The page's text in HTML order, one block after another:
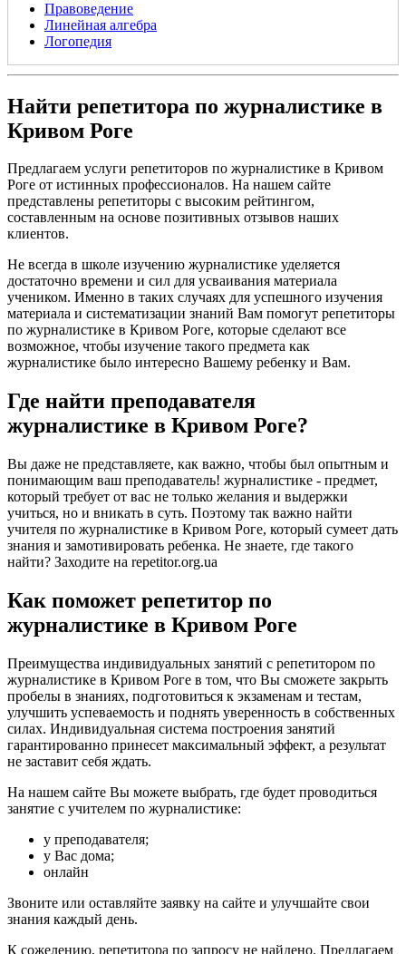
Правоведение
Линейная алгебра
Логопедия
Найти репетитора по журналистике в
Кривом Роге
Предлагаем услуги репетиторов по журналистике в Кривом
Роге от истинных профессионалов. На нашем сайте
представлены репетиторы с высоким рейтингом,
составленным на основе позитивных отзывов наших
клиентов.
Не всегда в школе изучению журналистике уделяется
достаточно времени и сил для усваивания материала
учеником. Именно в таких случаях для успешного изучения
материала и систематизации знаний Вам помогут репетиторы
по журналистике в Кривом Роге, которые сделают все
возможное, чтобы изучение такого предмета как
журналистике было интересно Вашему ребенку и Вам.
Где найти преподавателя
журналистике в Кривом Роге?
Вы даже не представляете, как важно, чтобы был опытным и
понимающим ваш преподаватель! журналистике - предмет,
который требует от вас не только желания и выдержки
учиться, но и вникать в суть. Поэтому так важно найти
учителя по журналистике в Кривом Роге, который сумеет дать
знания и замотивировать ребенка. Не знаете, где такого
найти? Заходите на repetitor.org.ua
Как поможет репетитор по
журналистике в Кривом Роге
Преимущества индивидуальных занятий с репетитором по
журналистике в Кривом Роге в том, что Вы сможете закрыть
пробелы в знаниях, подготовиться к экзаменам и тестам,
улучшить успеваемость и поднять уверенность в собственных
силах. Индивидуальная система построения занятий
гарантированно принесет максимальный эффект, а результат
не заставит себя ждать.
На нашем сайте Вы можете выбрать, где будет проводиться
занятие с учителем по журналистике:
у преподавателя;
у Вас дома;
онлайн
Звоните или оставляйте заявку на сайте и улучшайте свои
знания каждый день.
К сожелению, репетитора по запросу не найдено. Предлагаем